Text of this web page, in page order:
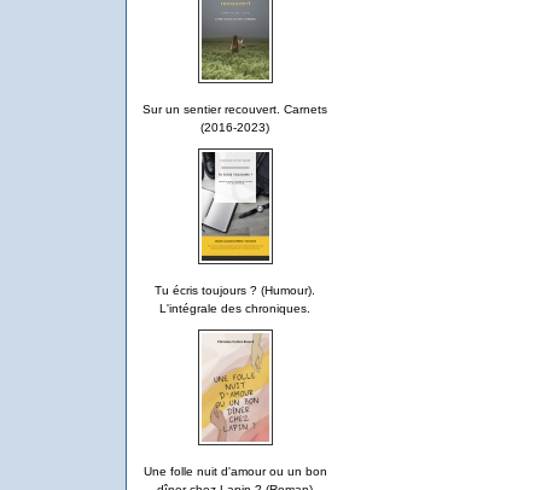
Sur un sentier recouvert. Carnets
(2016-2023)
Tu écris toujours ? (Humour).
L'intégrale des chroniques.
Une folle nuit d'amour ou un bon